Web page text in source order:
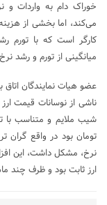
خوراک دام به واردات و
می‌کند، اما بخشی از
کارگر است که با تورم
میانگینی از تورم و رشد
عضو هیات نمایندگان اتاق
ناشی از نوسانات قیمت
تومان بود در واقع گران
نرخ، مشکل داشت، این
ارز ثابت بود و ظرف چند